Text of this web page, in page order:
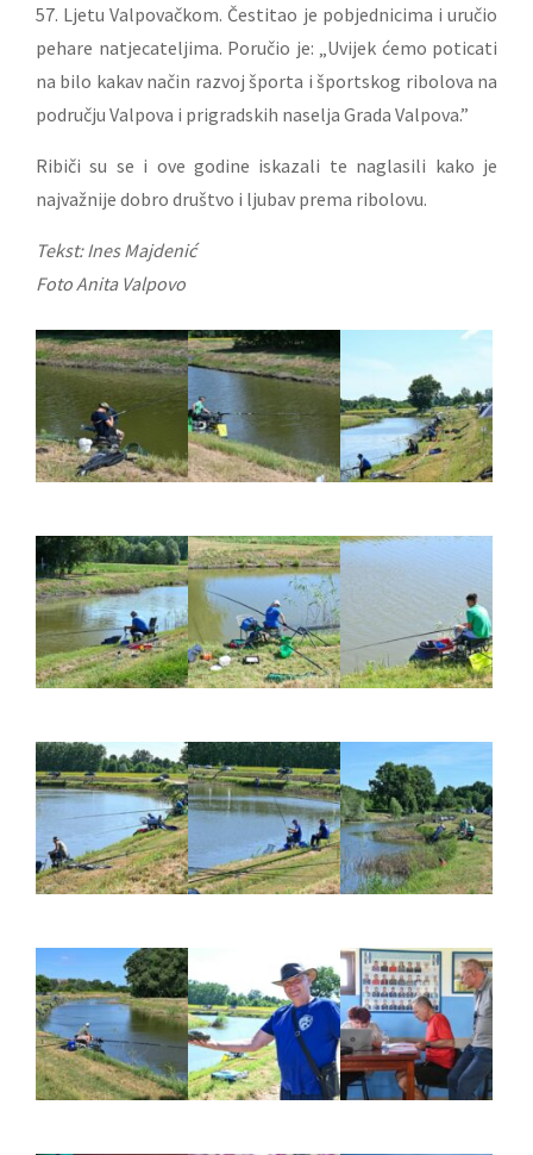
57. Ljetu Valpovačkom. Čestitao je pobjednicima i uručio
pehare natjecateljima. Poručio je: „Uvijek ćemo poticati
na bilo kakav način razvoj športa i športskog ribolova na
području Valpova i prigradskih naselja Grada Valpova.”
Ribiči su se i ove godine iskazali te naglasili kako je
najvažnije dobro društvo i ljubav prema ribolovu.
Tekst: Ines Majdenić
Foto Anita Valpovo